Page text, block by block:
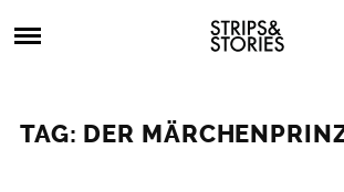
to
Strips
&
Stories
Comics,
TAG: DER